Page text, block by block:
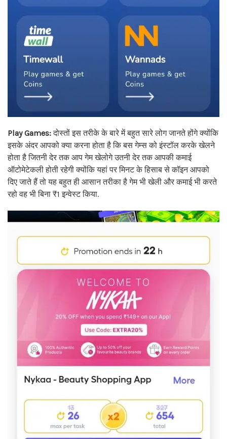
Play Games:दोस्तों इस तरीके के बारे में बहुत सारे लोग जानते होंगे क्योंकि
इसके अंदर आपको क्या करना होता है कि बस गेम्स को इंस्टॉल करके खेलने
होता है जितनी देर तक आप गेम खेलोगे उतनी देर तक आपकी कमाई
ऑटोमेटेकली होती रहेगी क्योंकि यहां पर मिनट के हिसाब से कॉइन आपको
दिए जाते हैं तो यह बहुत ही आसान तरीका है गेम भी खेली और कमाई भी करते
रहो वह भी बिना ₹1 इन्वेस्ट किया.